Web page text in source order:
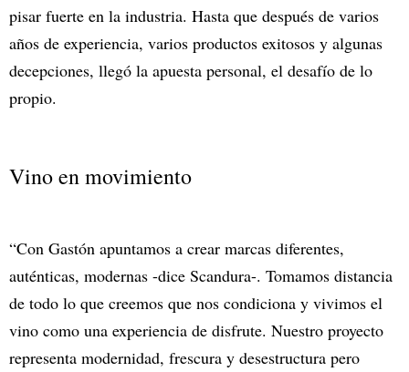
pisar fuerte en la industria. Hasta que después de varios
años de experiencia, varios productos exitosos y algunas
decepciones, llegó la apuesta personal, el desafío de lo
propio.
Vino en movimiento
“Con Gastón apuntamos a crear marcas diferentes,
auténticas, modernas -dice Scandura-. Tomamos distancia
de todo lo que creemos que nos condiciona y vivimos el
vino como una experiencia de disfrute. Nuestro proyecto
representa modernidad, frescura y desestructura pero